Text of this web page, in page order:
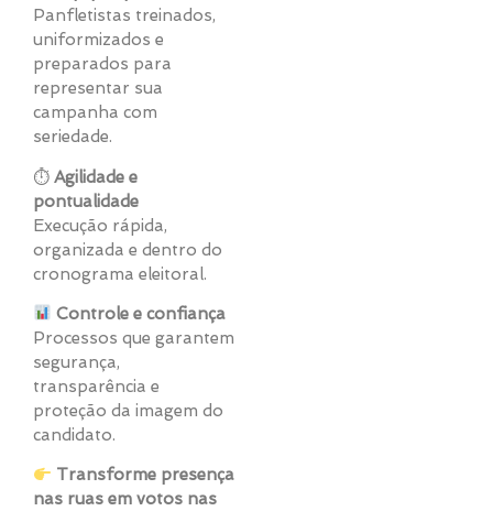
Panfletistas treinados,
uniformizados e
preparados para
representar sua
campanha com
seriedade.
⏱ Agilidade e
pontualidade
Execução rápida,
organizada e dentro do
cronograma eleitoral.
Controle e confiança
Processos que garantem
segurança,
transparência e
proteção da imagem do
candidato.
Transforme presença
nas ruas em votos nas